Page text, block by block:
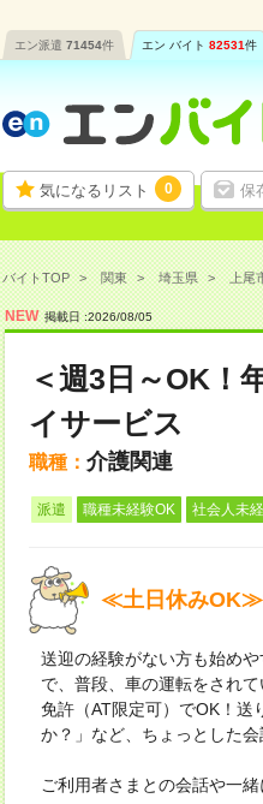
エン派遣 71454件 エン バイト 82531件
気になるリスト 0 保
バイトTOP 関東 埼玉県 上尾
NEW 掲載日 :2026/08/05
＜週3日～OK！
イサービス
職種： 介護関連
派遣 職種未経験OK 社会人未
≪土日休みOK≫
送迎の経験がない方も始め
で、普段、車の運転をされ
免許（AT限定可）でOK！送
か？」など、ちょっとした会
ご利用者さまとの会話や一